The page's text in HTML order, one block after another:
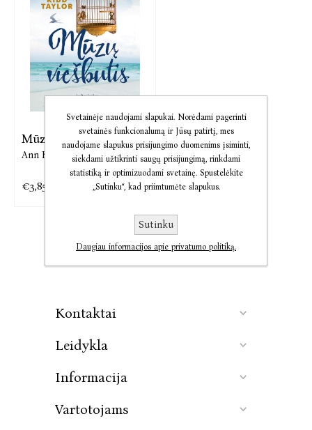
Mūzų viešbutis
Ann Kidd Taylor
€3,85
Kontaktai
Leidykla
Informacija
Vartotojams
Svetainėje naudojami slapukai. Norėdami pagerinti
svetainės funkcionalumą ir Jūsų patirtį, mes
naudojame slapukus prisijungimo duomenims įsiminti,
siekdami užtikrinti saugų prisijungimą, rinkdami
statistiką ir optimizuodami svetainę. Spustelėkite
„Sutinku“, kad priimtumėte slapukus.
Sutinku
Daugiau informacijos apie privatumo politiką.